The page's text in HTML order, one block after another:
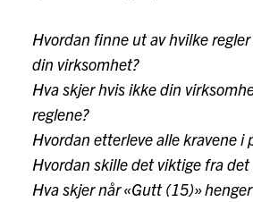
Hvordan finne ut av hvilke
din virksomhet?
Hva skjer hvis ikke din
reglene?
Hvordan etterleve alle kravene i
Hvordan skille det viktige fra det
Hva skjer når «Gutt (15)»